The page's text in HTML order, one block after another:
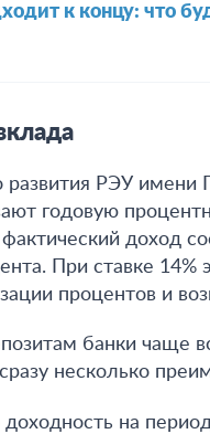
к концу: что
РЭУ имени
годовую
доход
. При ставке 14%
процентов и
банки чаще
несколько
на